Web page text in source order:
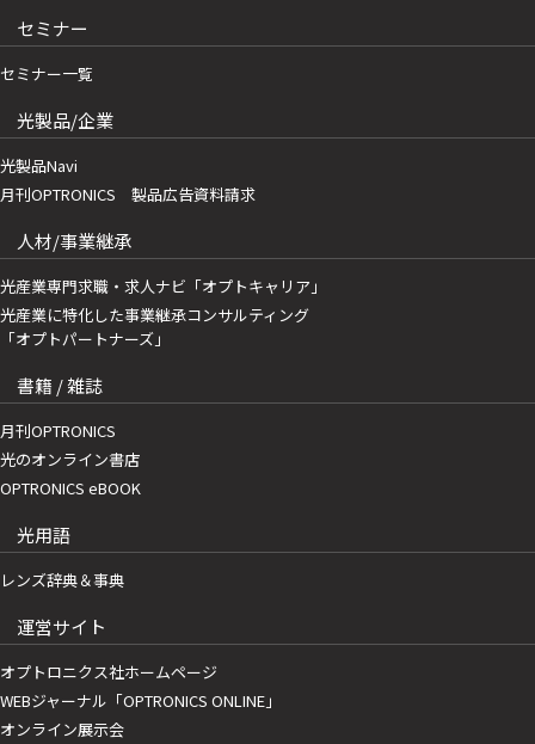
セミナー
セミナー一覧
光製品/企業
光製品Navi
月刊OPTRONICS 製品広告資料請求
人材/事業継承
光産業専門求職・求人ナビ「オプトキャリア」
光産業に特化した事業継承コンサルティング
「オプトパートナーズ」
書籍 / 雑誌
月刊OPTRONICS
光のオンライン書店
OPTRONICS eBOOK
光用語
レンズ辞典＆事典
運営サイト
オプトロニクス社ホームページ
WEBジャーナル「OPTRONICS ONLINE」
オンライン展示会